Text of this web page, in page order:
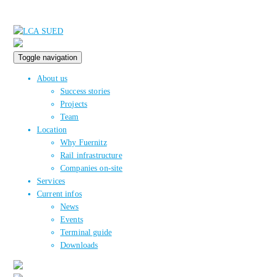
Toggle navigation
About us
Success stories
Projects
Team
Location
Why Fuernitz
Rail infrastructure
Companies on-site
Services
Current infos
News
Events
Terminal guide
Downloads